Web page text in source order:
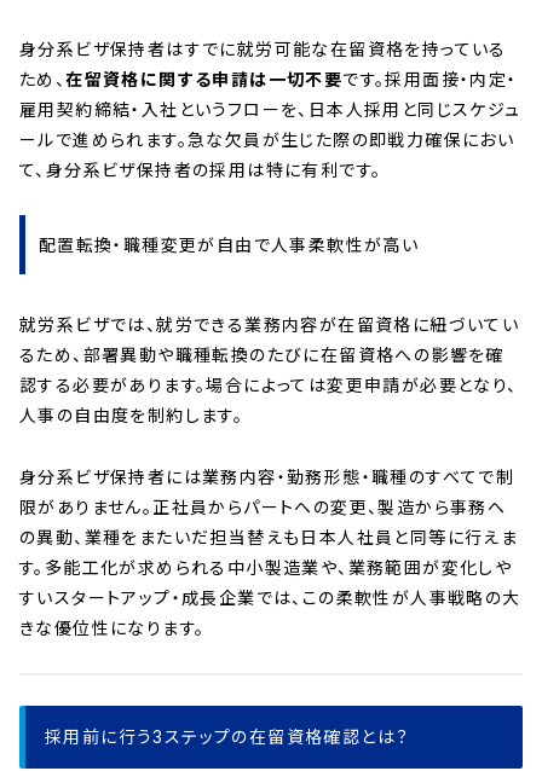
身分系ビザ保持者はすでに就労可能な在留資格を持っている
ため、在留資格に関する申請は一切不要です。採用面接・内定・
雇用契約締結・入社というフローを、日本人採用と同じスケジュ
ールで進められます。急な欠員が生じた際の即戦力確保におい
て、身分系ビザ保持者の採用は特に有利です。
配置転換・職種変更が自由で人事柔軟性が高い
就労系ビザでは、就労できる業務内容が在留資格に紐づいてい
るため、部署異動や職種転換のたびに在留資格への影響を確
認する必要があります。場合によっては変更申請が必要となり、
人事の自由度を制約します。
身分系ビザ保持者には業務内容・勤務形態・職種のすべてで制
限がありません。正社員からパートへの変更、製造から事務へ
の異動、業種をまたいだ担当替えも日本人社員と同等に行えま
す。多能工化が求められる中小製造業や、業務範囲が変化しや
すいスタートアップ・成長企業では、この柔軟性が人事戦略の大
きな優位性になります。
採用前に行う3ステップの在留資格確認とは？